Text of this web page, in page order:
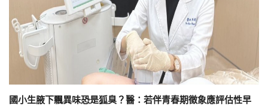
國小生腋下飄異味恐是狐臭？醫：若伴青春期徵象應評估性早